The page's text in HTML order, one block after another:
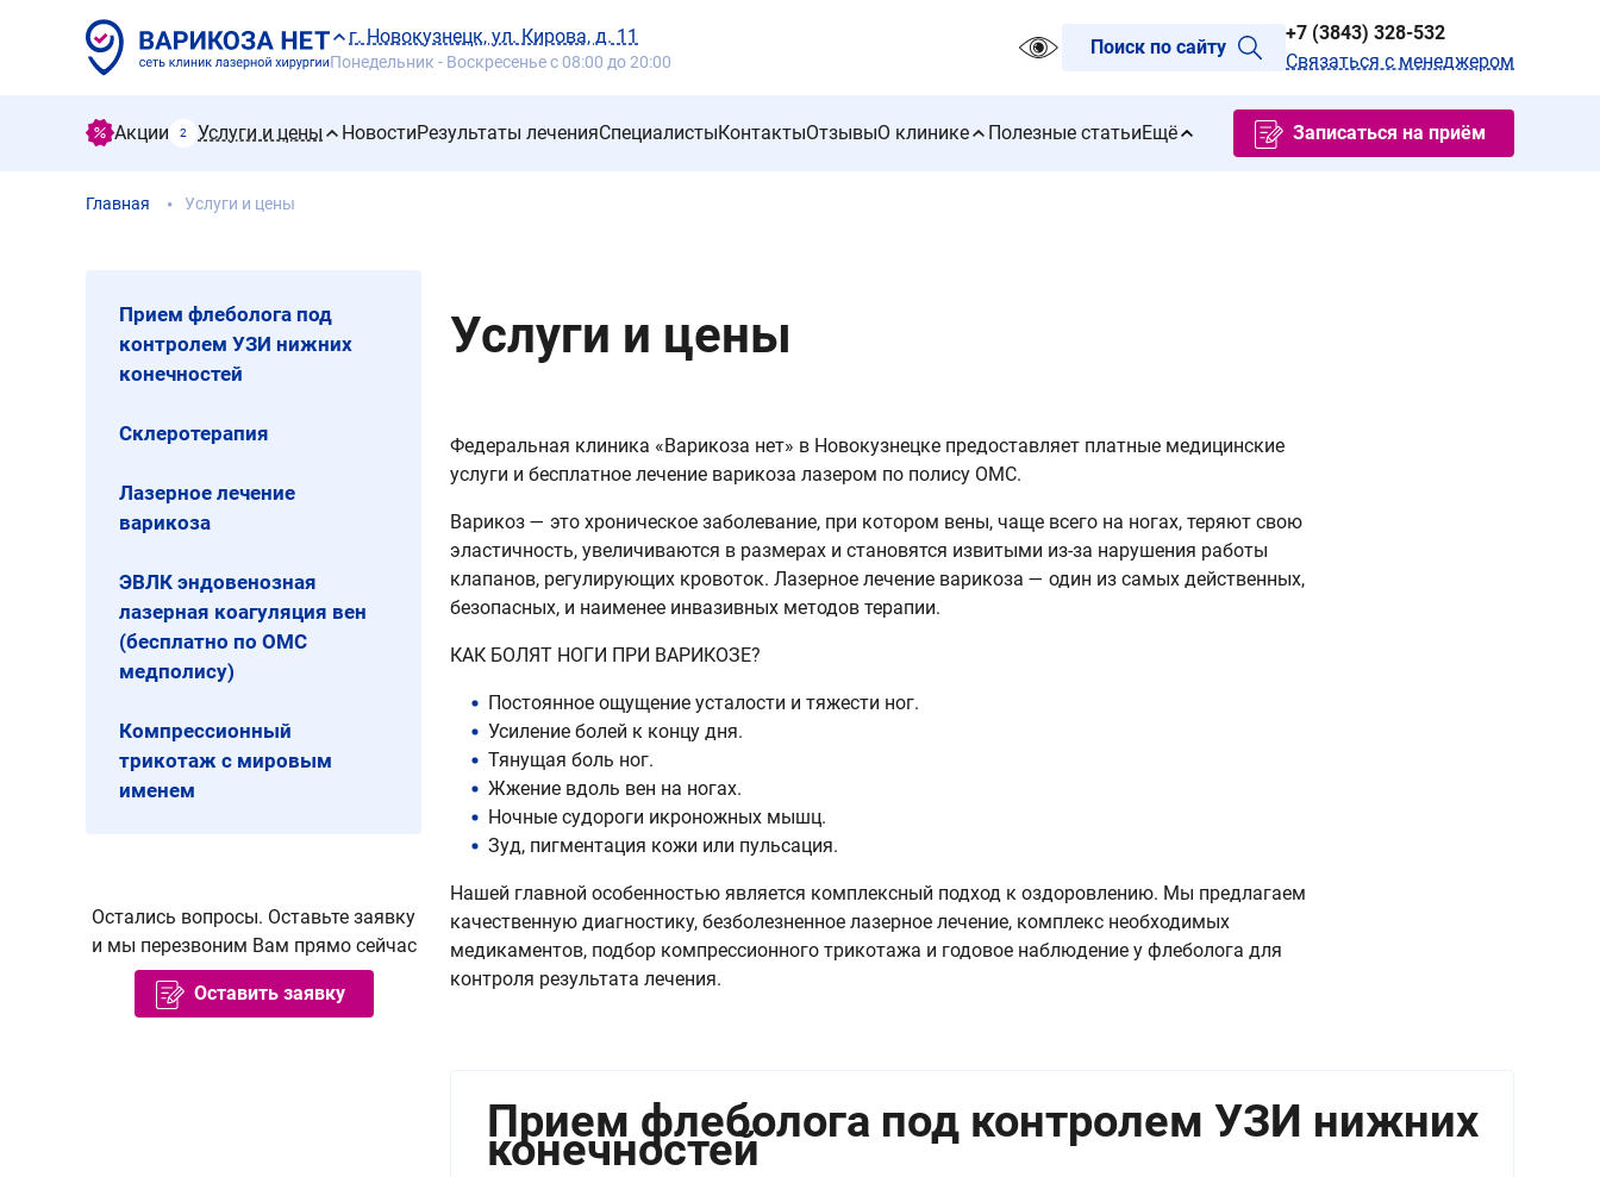
г. Новокузнецк, ул. Кирова, д. 11
Понедельник - Воскресенье с 08:00 до 20:00
Поиск по сайту
+7 (3843) 328-532
Связаться с менеджером
Акции 2 Услуги и цены НовостиРезультаты леченияСпециалистыКонтактыОтзывыО клинике Полезные статьиЕщё Записаться на приём
Главная Услуги и цены
Услуги и цены
Федеральная клиника «Варикоза нет» в Новокузнецке предоставляет платные медицинские
услуги и бесплатное лечение варикоза лазером по полису ОМС.
Варикоз — это хроническое заболевание, при котором вены, чаще всего на ногах, теряют свою
эластичность, увеличиваются в размерах и становятся извитыми из-за нарушения работы
клапанов, регулирующих кровоток. Лазерное лечение варикоза — один из самых действенных,
безопасных, и наименее инвазивных методов терапии.
КАК БОЛЯТ НОГИ ПРИ ВАРИКОЗЕ?
Постоянное ощущение усталости и тяжести ног.
Усиление болей к концу дня.
Тянущая боль ног.
Жжение вдоль вен на ногах.
Ночные судороги икроножных мышц.
Зуд, пигментация кожи или пульсация.
Нашей главной особенностью является комплексный подход к оздоровлению. Мы предлагаем
качественную диагностику, безболезненное лазерное лечение, комплекс необходимых
медикаментов, подбор компрессионного трикотажа и годовое наблюдение у флеболога для
контроля результата лечения.
Прием флеболога под контролем УЗИ нижних
конечностей
Прием флеболога под
контролем УЗИ нижних
конечностей
Склеротерапия
Лазерное лечение
варикоза
ЭВЛК эндовенозная
лазерная коагуляция вен
(бесплатно по ОМС
медполису)
Компрессионный
трикотаж с мировым
именем
Остались вопросы. Оставьте заявку
и мы перезвоним Вам прямо сейчас
Оставить заявку